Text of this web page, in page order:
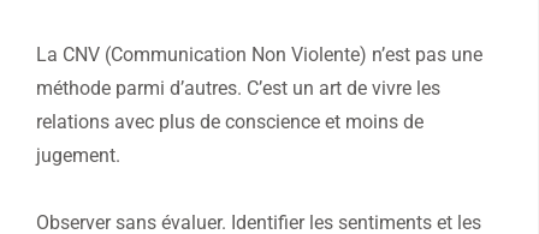
La CNV (Communication Non Violente) n’est pas une
méthode parmi d’autres. C’est un art de vivre les
relations avec plus de conscience et moins de
jugement.
Observer sans évaluer. Identifier les sentiments et les